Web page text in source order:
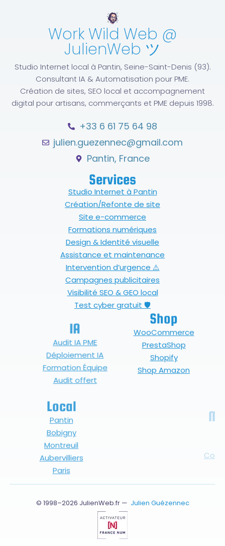
Work Wild Web @
JulienWeb ツ
Studio Internet local à Pantin, Seine-Saint-Denis (93).
Consultant IA & Automatisation pour PME.
Création de sites, SEO local et accompagnement
digital pour artisans, commerçants et PME depuis 1998.
+33 6 61 75 64 98
julien.guezennec@gmail.com
Pantin, France
Services
Studio Internet à Pantin
Création/Refonte de site
Site e-commerce
Formations numériques
Design & Identité visuelle
Assistance et maintenance
Intervention d’urgence ⚠️
Campagnes publicitaires
Visibilité SEO & GEO local
Test cyber gratuit 🛡
Audit IA PME
Déploiement IA
Formation Équipe
Audit offert
Shop
WooCommerce
PrestaShop
Shopify
Shop Amazon
Pantin
Bobigny
Montreuil
Aubervilliers
Paris
© 1998–2026 JulienWeb.fr — Julien Guézennec